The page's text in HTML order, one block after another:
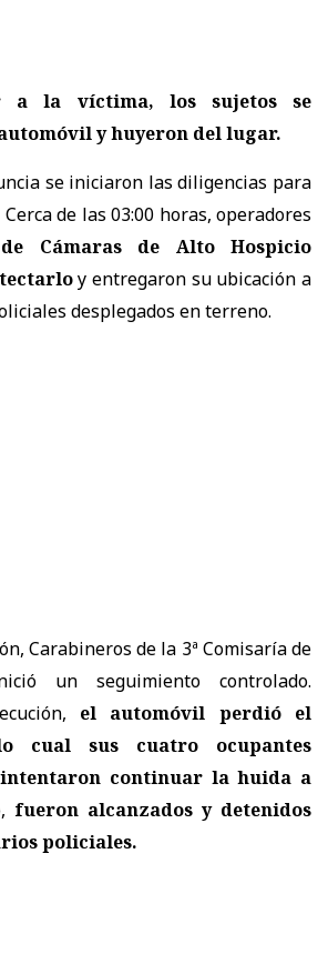
a la víctima, los sujetos se
y huyeron del lugar.
se iniciaron las diligencias para
de las 03:00 horas, operadores
Cámaras de Alto Hospicio
y entregaron su ubicación a
desplegados en terreno.
Carabineros de la 3ª Comisaría de
un seguimiento controlado.
el automóvil perdió el
cual sus cuatro ocupantes
intentaron continuar la huida a
fueron alcanzados y detenidos
policiales.